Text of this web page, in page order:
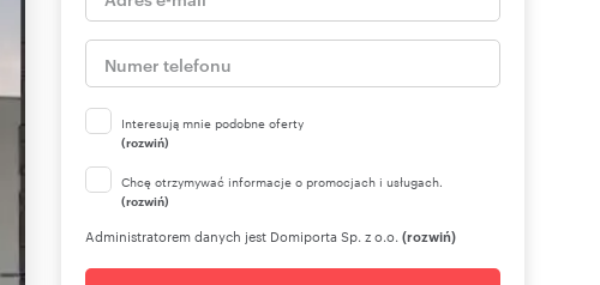
Interesują mnie podobne oferty
(rozwiń)
Chcę otrzymywać informacje o promocjach i usługach.
(rozwiń)
Administratorem danych jest Domiporta Sp. z o.o. (rozwiń)